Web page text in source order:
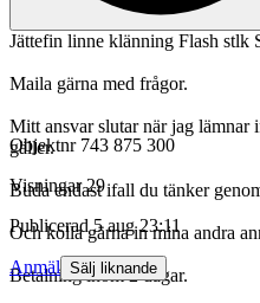
Jättefin linne klänning Flash stlk
Maila gärna med frågor.
Mitt ansvar slutar när jag lämnar
gäller.
Buda endast ifall du tänker
Och kolla gärna in mina andra
Betalning inom 2 dagar.
Objektnr 743 875 300
Visningar 29
Publicerad 5 aug 23:11
Anmäl Sälj liknande